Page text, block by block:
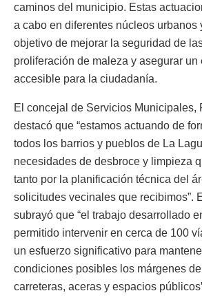
caminos del municipio. Estas
a cabo en diferentes núcleos urbanos
objetivo de mejorar la seguridad de
proliferación de maleza y asegurar un
accesible para la ciudadanía.
El concejal de Servicios Municipales,
destacó que “estamos actuando de
todos los barrios y pueblos de La
necesidades de desbroce y limpieza
tanto por la planificación técnica del
solicitudes vecinales que recibimos”.
subrayó que “el trabajo desarrollado
permitido intervenir en cerca de 100
un esfuerzo significativo para
condiciones posibles los márgenes
carreteras, aceras y espacios